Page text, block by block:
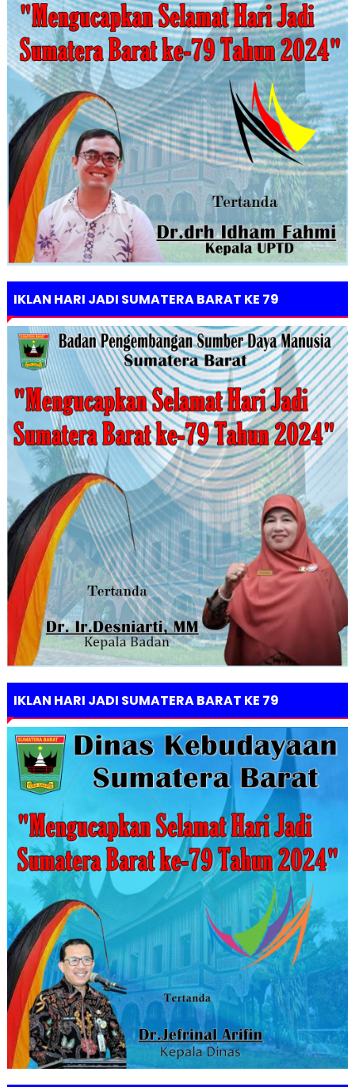
IKLAN HARI JADI SUMATERA BARAT KE 79
IKLAN HARI JADI SUMATERA BARAT KE 79